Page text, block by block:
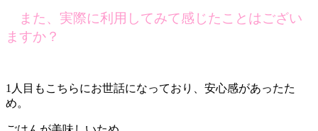
また、実際に利用してみて感じたことはござい
ますか？
1人目もこちらにお世話になっており、安心感があったた
め。